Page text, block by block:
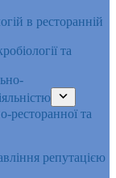
в ресторанній
та
ресторанної та
репутацією